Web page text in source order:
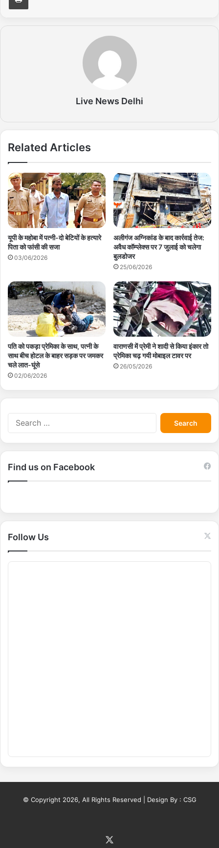
Live News Delhi
Related Articles
यूपी के महोबा में पत्नी-दो बेटियों के हत्यारे
पिता को फांसी की सजा
03/06/2026
अलीगंज अग्निकांड के बाद कार्रवाई तेज:
अवैध कॉम्प्लेक्स पर 7 जुलाई को चलेगा
बुलडोजर
25/06/2026
पति को पकड़ा प्रेमिका के साथ, पत्नी के
साथ बीच होटल के बाहर सड़क पर जमकर
चले लात-घूंसे
02/06/2026
वाराणसी में प्रेमी ने शादी से किया इंकार तो
प्रेमिका चढ़ गयी मोबाइल टावर पर
26/05/2026
S
e
a
r
r
:
Find us on Facebook
Follow Us
© Copyright 2026, All Rights Reserved | Design By : CSG